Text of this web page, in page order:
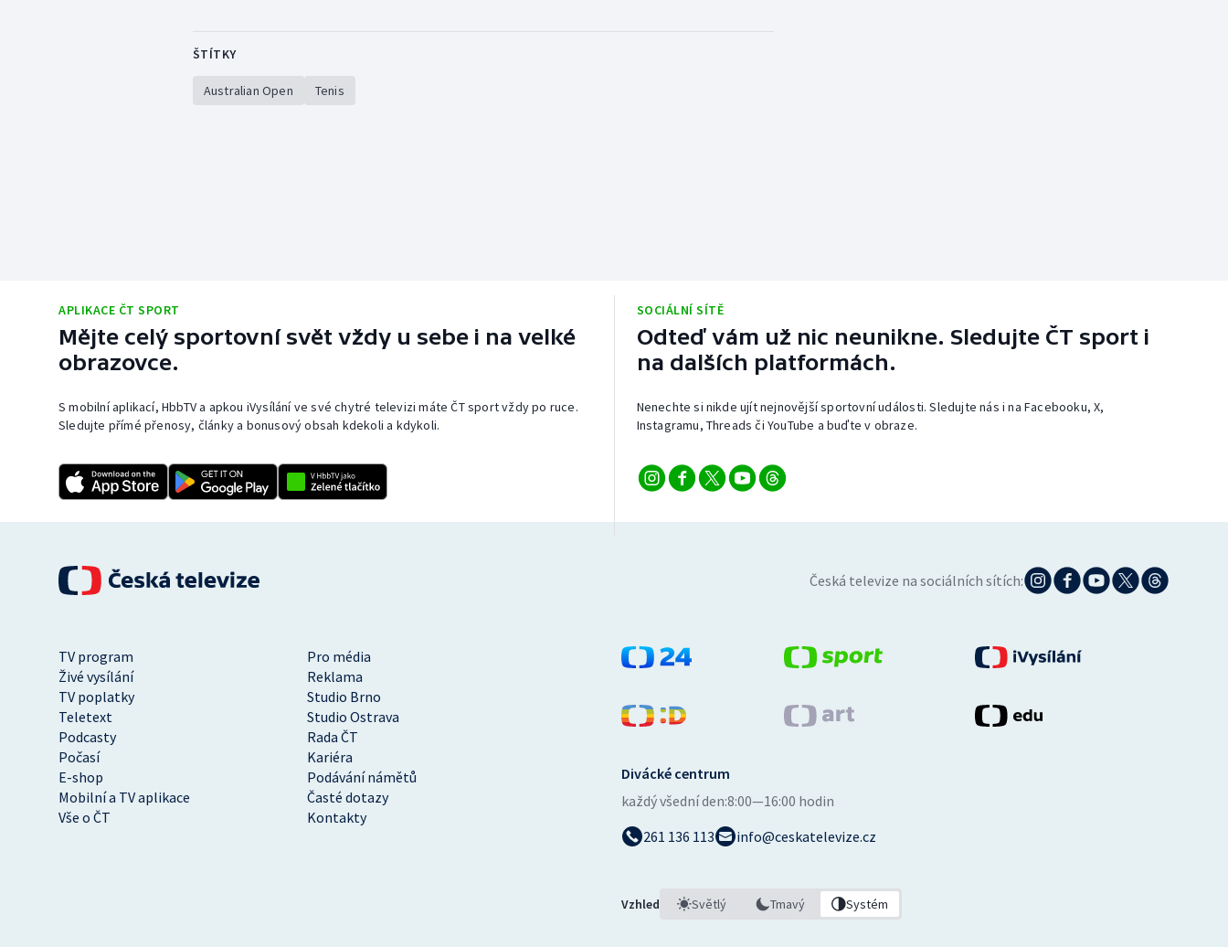
ŠTÍTKY
Australian Open Tenis
APLIKACE ČT SPORT
Mějte celý sportovní svět vždy u sebe i na velké
obrazovce.
S mobilní aplikací, HbbTV a apkou iVysílání ve své chytré televizi máte ČT sport vždy po ruce.
Sledujte přímé přenosy, články a bonusový obsah kdekoli a kdykoli.
SOCIÁLNÍ SÍTĚ
Odteď vám už nic neunikne. Sledujte ČT sport i
na dalších platformách.
Nenechte si nikde ujít nejnovější sportovní události. Sledujte nás i na Facebooku, X,
Instagramu, Threads či YouTube a buďte v obraze.
Česká televize na sociálních sítích:
TV program
Pro média
Živé vysílání
Reklama
TV poplatky
Studio Brno
Teletext
Studio Ostrava
Podcasty
Rada ČT
Počasí
Kariéra
E-shop
Podávání námětů
Mobilní a TV aplikace
Časté dotazy
Vše o ČT
Kontakty
Divácké centrum
každý všední den:8:00—16:00 hodin
261 136 113
info@ceskatelevize.cz
Vzhled Světlý Tmavý Systém